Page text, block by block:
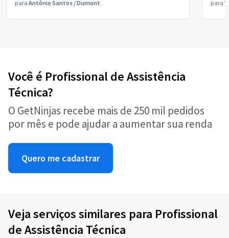
para Antônio Santos /Dumont para
Você é Profissional de Assistência
Técnica?
O GetNinjas recebe mais de 250 mil pedidos
por mês e pode ajudar a aumentar sua renda
Quero me cadastrar
Veja serviços similares para Profissional
de Assistência Técnica